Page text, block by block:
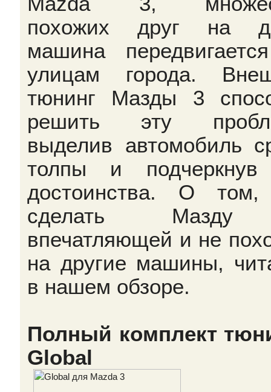
похожих друг на
машина
улицам города.
тюнинг Мазды 3
решить эту
выделив автомобиль
толпы и подчеркнув
достоинства. О том,
сделать
впечатляющей и не
на другие машины,
в нашем обзоре.
Полный комплект
Global